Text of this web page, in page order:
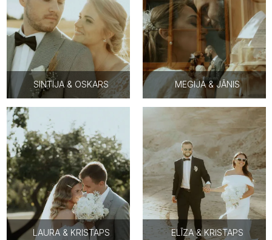
SINTIJA & OSKARS MEGIJA & JĀNIS
LAURA & KRISTAPS ELĪZA & KRISTAPS